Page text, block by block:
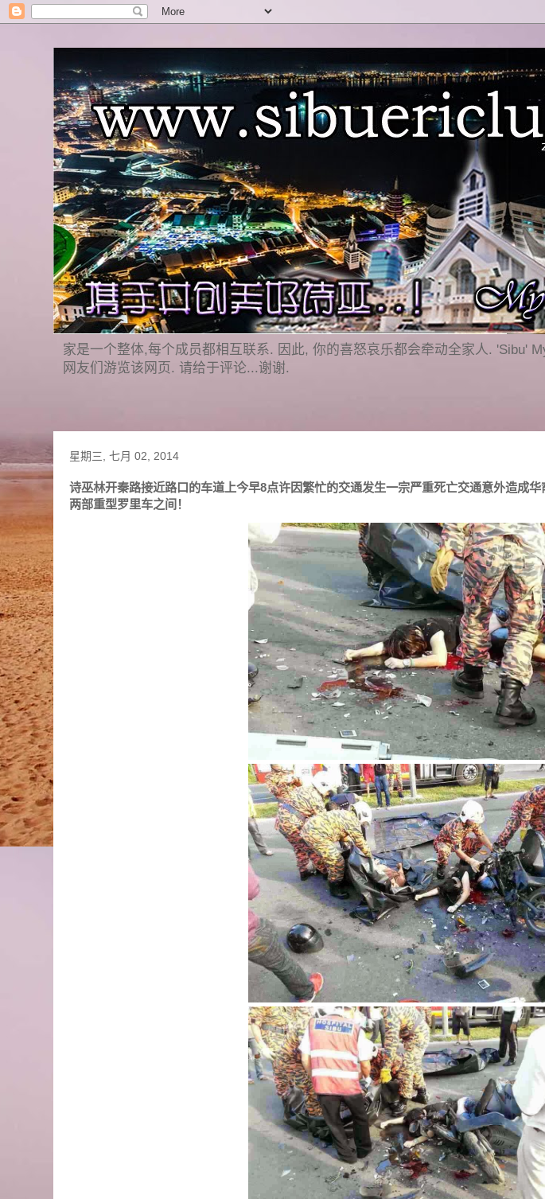
家是一个整体,每个成员都相互联系. 因此, 你的喜怒哀乐都会牵动全家人. 'Sibu'
网友们游览该网页. 请给于评论...谢谢.
星期三, 七月 02, 2014
诗巫林开秦路接近路口的车道上今早8点许因繁忙的交通发生一宗严重死亡交通意外造成
两部重型罗里车之间！